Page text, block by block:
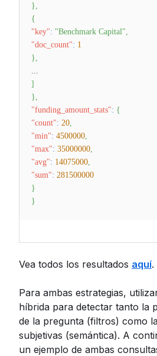
},
{
"key": "Benchmark Capital",
"doc_count": 1
},
...
]
},
"funding_amount_stats": {
"count": 20,
"min": 4500000,
"max": 35000000,
"avg": 14075000,
"sum": 281500000
}
}
Vea todos los resultados aquí.
Para ambas estrategias,
híbrida para detectar tanto la
de la pregunta (filtros) como
subjetivas (semántica). A
un ejemplo de ambas